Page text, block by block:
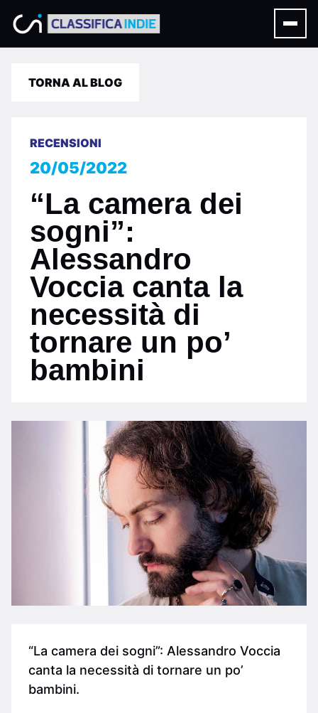
TORNA AL BLOG
RECENSIONI
20/05/2022
“La camera dei
sogni”:
Alessandro
Voccia canta la
necessità di
tornare un po’
bambini
“La camera dei sogni”: Alessandro Voccia
canta la necessità di tornare un po’
bambini.